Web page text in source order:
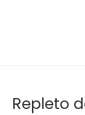
Repleto